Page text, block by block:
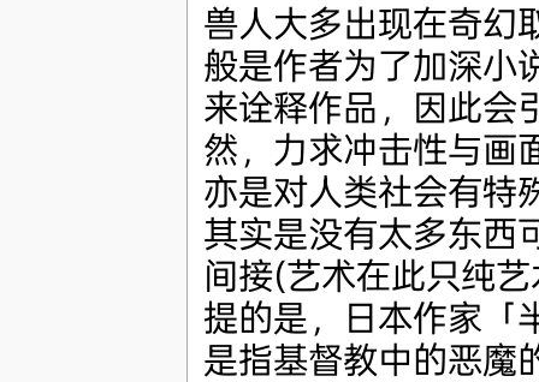
兽人大多出现在奇幻
般是作者为了加深小
来诠释作品，因此会
然，力求冲击性与画
亦是对人类社会有特
其实是没有太多东西
间接(艺术在此只纯
提的是，日本作家「
是指基督教中的恶魔